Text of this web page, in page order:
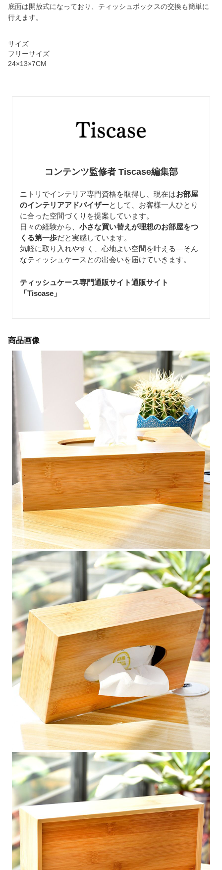
底面は開放式になっており、ティッシュボックスの交換も簡単に
行えます。
サイズ
フリーサイズ
24×13×7CM
コンテンツ監修者 Tiscase編集部
ニトリでインテリア専門資格を取得し、現在はお部屋
のインテリアアドバイザーとして、お客様一人ひとり
に合った空間づくりを提案しています。
日々の経験から、 小さな買い替えが理想のお部屋をつ
くる第一歩だと実感しています。
気軽に取り入れやすく、心地よい空間を叶える—そん
なティッシュケースとの出会いを届けていきます。
ティッシュケース専門通販サイト通販サイト
「Tiscase 」
商品画像